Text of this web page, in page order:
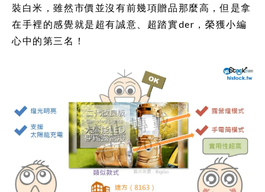
裝白米，雖然市價並沒有前幾項贈品那麼高，但是拿
在手裡的感覺就是超有誠意、超踏實der，榮獲小編
心中的第三名！